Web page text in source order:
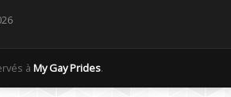
à My Gay Prides.